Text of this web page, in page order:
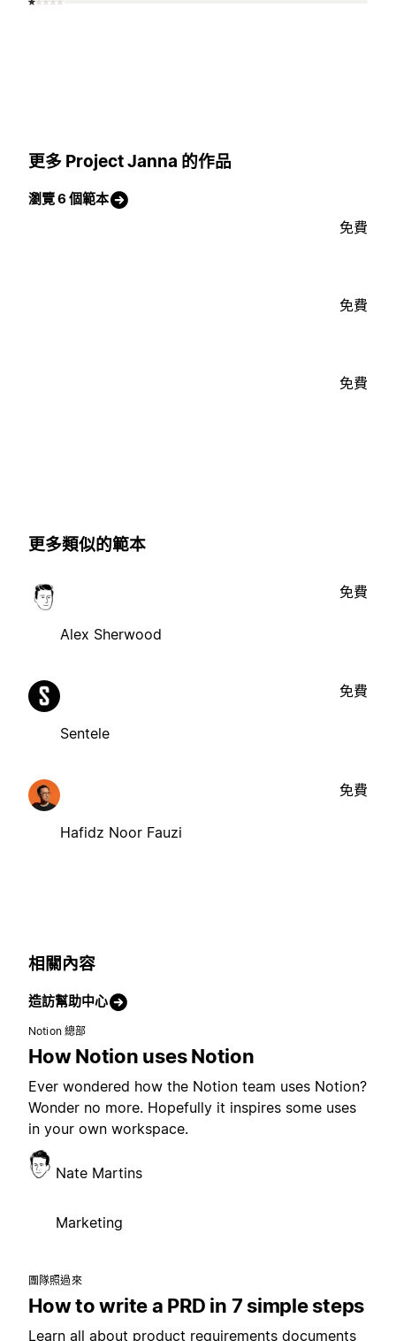
更多 Project Janna 的作品
瀏覽 6 個範本
免費
免費
免費
更多類似的範本
Alex Sherwood
免費
Sentele
免費
Hafidz Noor Fauzi
免費
相關內容
造訪幫助中心
Notion 總部
How Notion uses Notion
Ever wondered how the Notion team uses Notion?
Wonder no more. Hopefully it inspires some uses
in your own workspace.
Nate Martins
Marketing
團隊照過來
How to write a PRD in 7 simple steps
Learn all about product requirements documents